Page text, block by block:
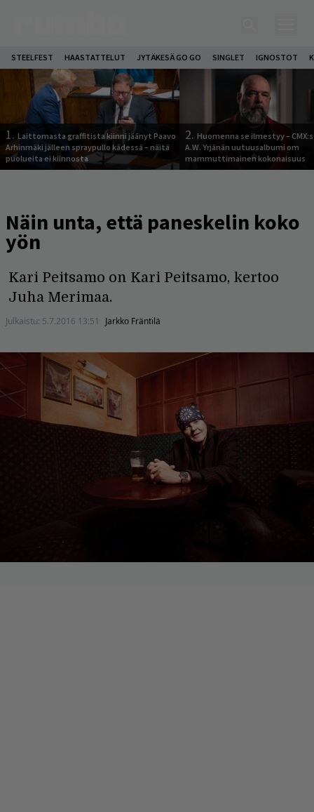
STEELFEST HAASTATTELUT JYTÄKESÄ GO GO SINGLET IGNOSTOT
1. Laittomasta graffitista kiinni jäänyt Paavo
Arhinmäki jälleen spraypullo kädessä – näitä
puolueita ei kiinnosta
2. Huomenna se ilmestyy –
A.W. Yrjänän uutuusalbumi om
mammuttimainen kokonaisuus
Näin unta, että paneskelin koko
yön
Kari Peitsamo on Kari Peitsamo, kertoo
Juha Merimaa.
Julkaistu: 5.7.2016 13:51 Jarkko Fräntilä